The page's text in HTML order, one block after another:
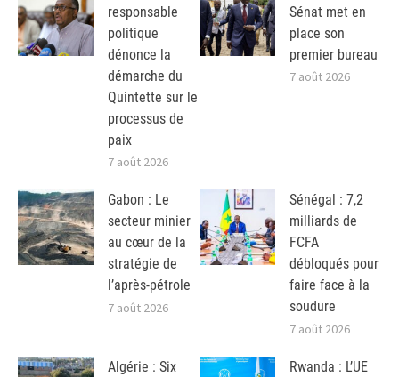
responsable
politique
dénonce la
démarche du
Quintette sur le
processus de
paix
7 août 2026
Sénat met en
place son
premier bureau
7 août 2026
Gabon : Le
secteur minier
au cœur de la
stratégie de
l’après-pétrole
7 août 2026
Sénégal : 7,2
milliards de
FCFA
débloqués pour
faire face à la
soudure
7 août 2026
Algérie : Six
Rwanda : L’UE